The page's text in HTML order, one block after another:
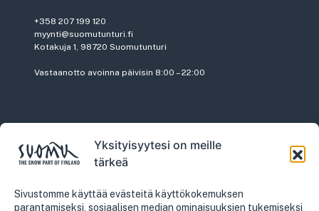
Yksityisyytesi on meille
tärkeä
Sivustomme käyttää evästeitä käyttökokemuksen
parantamiseksi, sosiaalisen median ominaisuuksien tukemiseksi
+358 207 199 120
myynti@suomutunturi.fi
Kotakuja 1, 98720 Suomutunturi
Vastaanotto avoinna päivisin 8:00 – 22:00
Vuokraamo
vuokraamo@suomutunturi.fi